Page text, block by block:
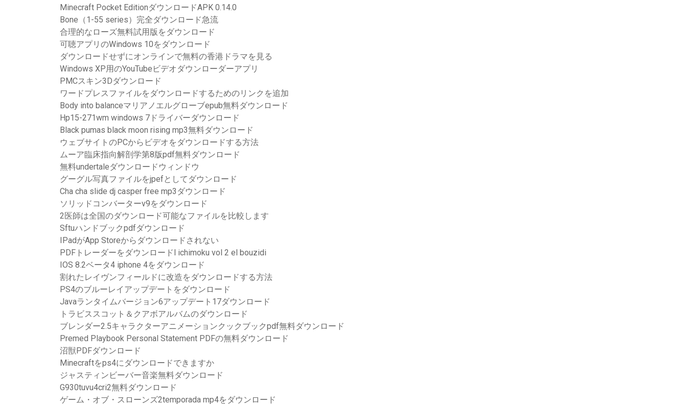
Minecraft Pocket EditionダウンロードAPK 0.14.0
Bone（1-55 series）完全ダウンロード急流
合理的なローズ無料試用版をダウンロード
可聴アプリのWindows 10をダウンロード
ダウンロードせずにオンラインで無料の香港ドラマを見る
Windows XP用のYouTubeビデオダウンローダーアプリ
PMCスキン3Dダウンロード
ワードプレスファイルをダウンロードするためのリンクを追加
Body into balanceマリアノエルグローブepub無料ダウンロード
Hp15-271wm windows 7ドライバーダウンロード
Black pumas black moon rising mp3無料ダウンロード
ウェブサイトのPCからビデオをダウンロードする方法
ムーア臨床指向解剖学第8版pdf無料ダウンロード
無料undertaleダウンロードウィンドウ
グーグル写真ファイルをjpefとしてダウンロード
Cha cha slide dj casper free mp3ダウンロード
ソリッドコンバーターv9をダウンロード
2医師は全国のダウンロード可能なファイルを比較します
Sftuハンドブックpdfダウンロード
IPadがApp Storeからダウンロードされない
PDFトレーダーをダウンロードl ichimoku vol 2 el bouzidi
IOS 8.2ベータ4 iphone 4をダウンロード
割れたレイヴンフィールドに改造をダウンロードする方法
PS4のブルーレイアップデートをダウンロード
Javaランタイムバージョン6アップデート17ダウンロード
トラビススコット＆クアボアルバムのダウンロード
ブレンダー2.5キャラクターアニメーションクックブックpdf無料ダウンロード
Premed Playbook Personal Statement PDFの無料ダウンロード
沼獣PDFダウンロード
Minecraftをps4にダウンロードできますか
ジャスティンビーバー音楽無料ダウンロード
G930tuvu4cri2無料ダウンロード
ゲーム・オブ・スローンズ2temporada mp4をダウンロード